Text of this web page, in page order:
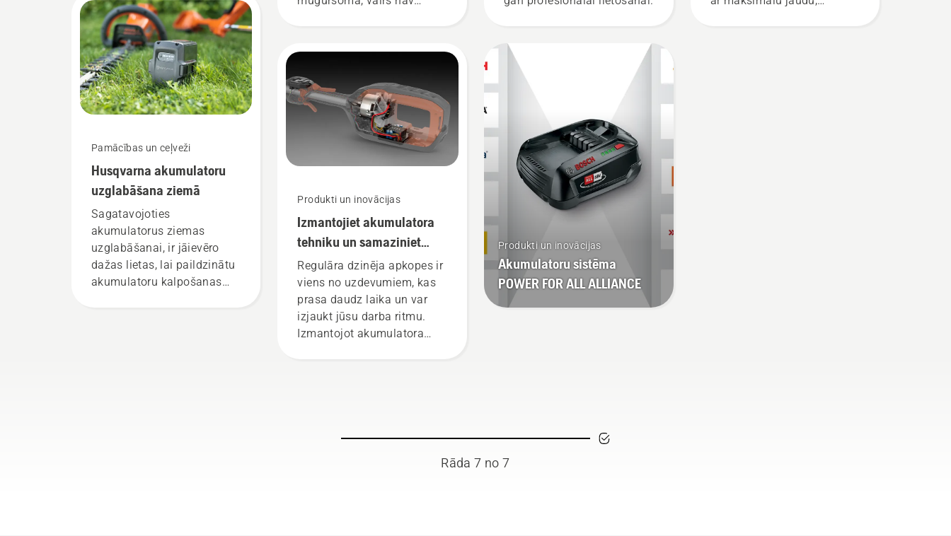
Pamācības un ceļveži
Husqvarna akumulatoru
uzglabāšana ziemā
Sagatavojoties
akumulatorus ziemas
uzglabāšanai, ir jāievēro
dažas lietas, lai paildzinātu
akumulatoru kalpošanas
pavisam jauns akumulatoru
stāsta Johans Svenungs
(Johan Svennung),
Husqvarna elektrisko un ar
akumulatoru darbināmo
rokā turamo produktu
nodaļas vadītājs.
Produkti un inovācijas
Izmantojiet akumulatora
tehniku un samaziniet
apkopes apjomu
Regulāra dzinēja apkopes ir
viens no uzdevumiem, kas
prasa daudz laika un var
izjaukt jūsu darba ritmu.
Izmantojot akumulatora
Produkti un inovācijas
Akumulatoru sistēma
POWER FOR ALL ALLIANCE
Rāda 7 no 7